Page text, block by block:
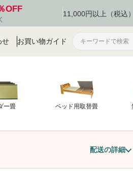
OFF 11,000円以上（税込
せ お買い物ガイド
ー畳 ベッド用取替畳
配送の詳細